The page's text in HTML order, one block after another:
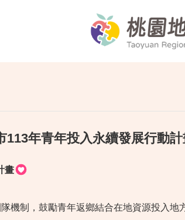
113年青年投入永續發展行動
畫
機制，鼓勵青年返鄉結合在地資源投入